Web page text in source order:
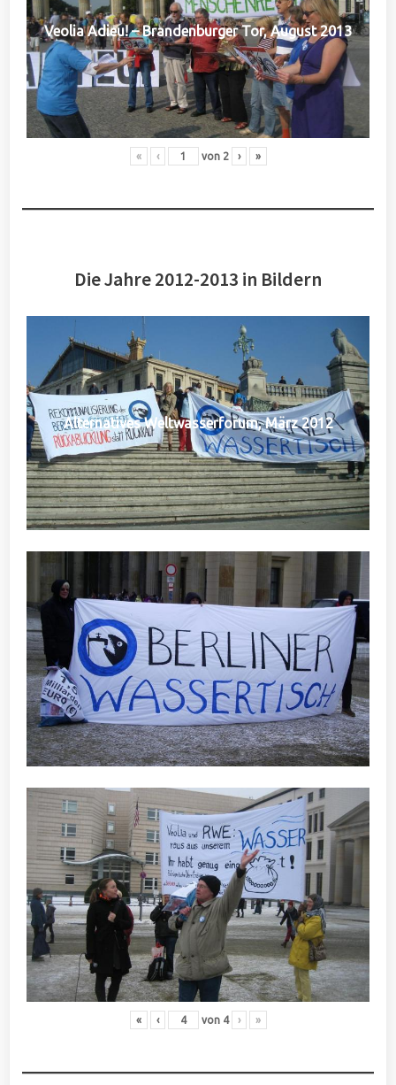
Veolia Adieu! – Brandenburger Tor, August 2013
« ‹ von 2 › »
Die Jahre 2012-2013 in Bildern
Alternatives Weltwasserforum, März 2012
« ‹ von 4 › »